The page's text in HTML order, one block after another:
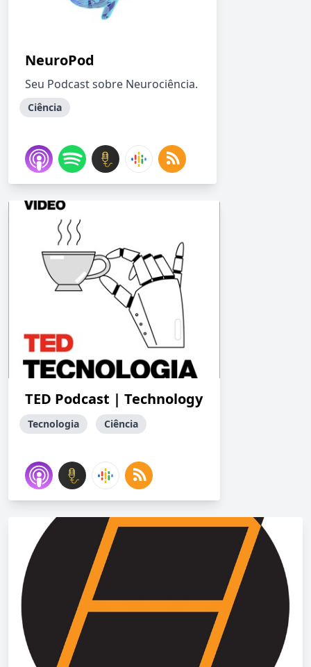
NeuroPod
Seu Podcast sobre Neurociência.
Ciência
TED Podcast | Technology
Tecnologia Ciência